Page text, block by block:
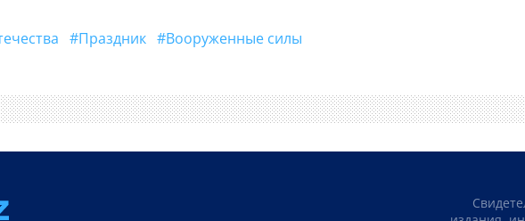
#Праздник #Вооруженные силы